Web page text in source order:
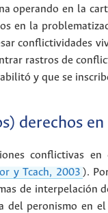
operando en la
en la
conflictividades
rastros de
y que se
derechos
conflictivas
y Tcach, 2003 ).
de interpelación
del peronismo en